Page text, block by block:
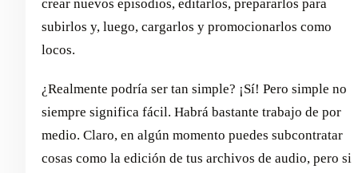
crear nuevos episodios, editarlos, prepararlos para
subirlos y, luego, cargarlos y promocionarlos como
locos.
¿Realmente podría ser tan simple? ¡Sí! Pero simple no
siempre significa fácil. Habrá bastante trabajo de por
medio. Claro, en algún momento puedes subcontratar
cosas como la edición de tus archivos de audio, pero si